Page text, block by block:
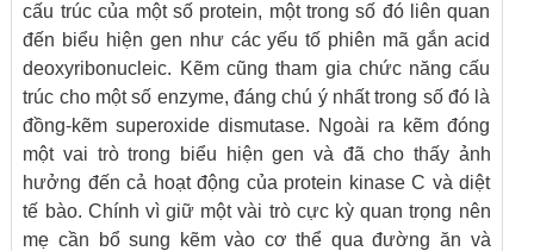
cấu trúc của một số protein, một trong số đó liên quan
đến biểu hiện gen như các yếu tố phiên mã gắn acid
deoxyribonucleic. Kẽm cũng tham gia chức năng cấu
trúc cho một số enzyme, đáng chú ý nhất trong số đó là
đồng-kẽm superoxide dismutase. Ngoài ra kẽm đóng
một vai trò trong biểu hiện gen và đã cho thấy ảnh
hưởng đến cả hoạt động của protein kinase C và diệt
tế bào. Chính vì giữ một vài trò cực kỳ quan trọng nên
mẹ cần bổ sung kẽm vào cơ thể qua đường ăn và